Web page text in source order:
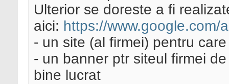
Ulterior se doreste a fi
aici: https://www.google.com/
- un site (al firmei) pentru
- un banner ptr siteul firmei
bine lucrat